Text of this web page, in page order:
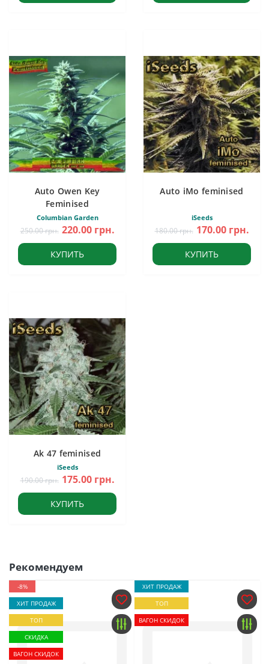
Auto Owen Key
Feminised
Columbian Garden
250.00 грн. 220.00 грн.
КУПИТЬ
Auto iMo feminised
iSeeds
180.00 грн. 170.00 грн.
КУПИТЬ
Ak 47 feminised
iSeeds
190.00 грн. 175.00 грн.
КУПИТЬ
Рекомендуем
-8%
ХИТ ПРОДАЖ
ТОП
СКИДКА
ВАГОН СКИДОК
ХИТ ПРОДАЖ
ТОП
ВАГОН СКИДОК